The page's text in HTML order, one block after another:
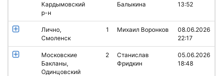
Кардымовский
р-н
Балыкина
13:52
Лично,
Смоленск
1 Михаил Воронков
08.06.2026
22:17
Московские
Бакланы,
Одинцовский
2
Станислав
Фридкин
05.06.2026
18:48